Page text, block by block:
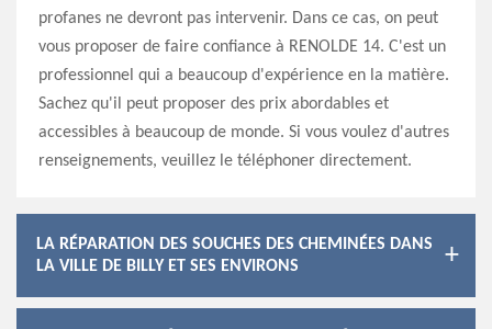
profanes ne devront pas intervenir. Dans ce cas, on peut
vous proposer de faire confiance à RENOLDE 14. C'est un
professionnel qui a beaucoup d'expérience en la matière.
Sachez qu'il peut proposer des prix abordables et
accessibles à beaucoup de monde. Si vous voulez d'autres
renseignements, veuillez le téléphoner directement.
LA RÉPARATION DES SOUCHES DES CHEMINÉES DANS
LA VILLE DE BILLY ET SES ENVIRONS